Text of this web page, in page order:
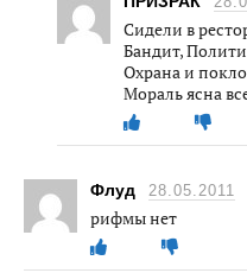
Сидели в
Бандит,
Охрана и
Мораль ясна
Флуд 28.05.2011
рифмы нет